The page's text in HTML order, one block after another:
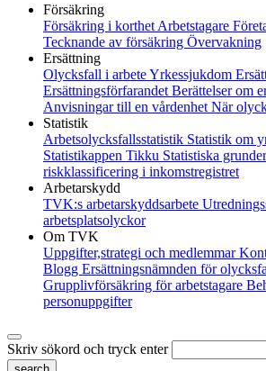
Försäkring
Försäkring i korthet Arbetstagare
Tecknande av försäkring Övervakning
Ersättning
Olycksfall i arbeteYrkessjukdom
Ersättningsförfarandet Berättelser om
Anvisningar till en vårdenhet När
Statistik
Arbetsolycksfallsstatistik Statistik om
Statistikappen Tikku Statistiska
riskklassificering i inkomstregistret
Arbetarskydd
TVK:s arbetarskyddsarbete
arbetsplatsolyckor
Om TVK
Uppgifter,strategi och medlemmar
Blogg Ersättningsnämnden för
Grupplivförsäkring för arbetstagare
personuppgifter
Skriv sökord och tryck enter